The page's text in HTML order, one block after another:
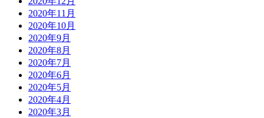
2020年11月
2020年10月
2020年9月
2020年8月
2020年7月
2020年6月
2020年5月
2020年4月
2020年3月